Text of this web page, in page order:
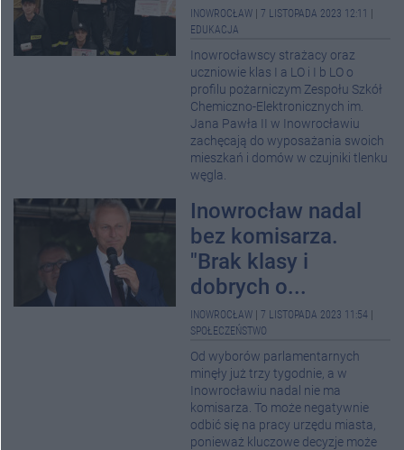
INOWROCŁAW 7 LISTOPADA 2023 12:11
EDUKACJA
Inowrocławscy strażacy oraz
uczniowie klas I a LO i I b LO o
profilu pożarniczym Zespołu Szkół
Chemiczno-Elektronicznych im.
Jana Pawła II w Inowrocławiu
zachęcają do wyposażania swoich
mieszkań i domów w czujniki tlenku
węgla.
Inowrocław nadal
bez komisarza.
"Brak klasy i
dobrych o...
INOWROCŁAW 7 LISTOPADA 2023 11:54
SPOŁECZEŃSTWO
Od wyborów parlamentarnych
minęły już trzy tygodnie, a w
Inowrocławiu nadal nie ma
komisarza. To może negatywnie
odbić się na pracy urzędu miasta,
ponieważ kluczowe decyzje może